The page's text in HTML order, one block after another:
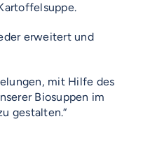
erweitert und
mit Hilfe des
Biosuppen im
gestalten.“